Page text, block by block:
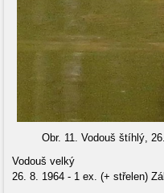
Obr. 11. Vodouš štíhlý,
Vodouš velký
26. 8. 1964 - 1 ex. (+ střelen)